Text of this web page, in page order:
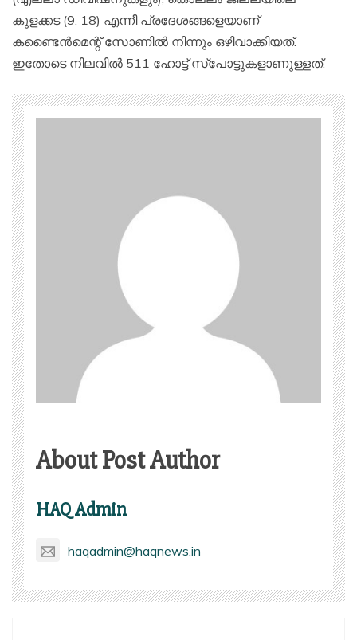
കുളക്കട (9, 18) എന്നീ പ്രദേശങ്ങളെയാണ്
കണ്ടൈന്‍മെന്റ് സോണില്‍ നിന്നും ഒഴിവാക്കിയത്.
ഇതോടെ നിലവില്‍ 511 ഹോട്ട് സ്‌പോട്ടുകളാണുള്ളത്.
About Post Author
HAQ Admin
haqadmin@haqnews.in